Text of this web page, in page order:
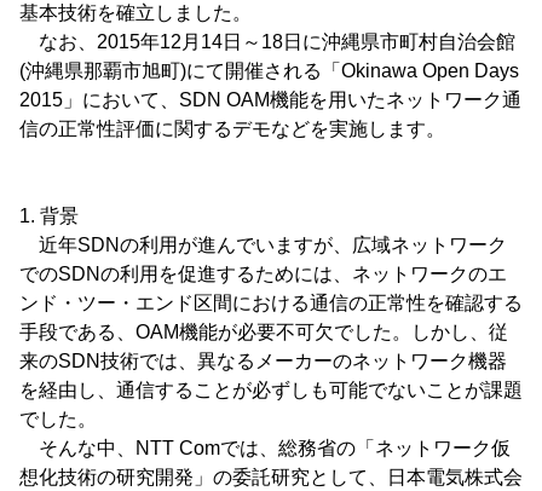
基本技術を確立しました。
なお、2015年12月14日～18日に沖縄県市町村自治会館
(沖縄県那覇市旭町)にて開催される「Okinawa Open Days
2015」において、SDN OAM機能を用いたネットワーク通
信の正常性評価に関するデモなどを実施します。
1. 背景
近年SDNの利用が進んでいますが、広域ネットワーク
でのSDNの利用を促進するためには、ネットワークのエ
ンド・ツー・エンド区間における通信の正常性を確認する
手段である、OAM機能が必要不可欠でした。しかし、従
来のSDN技術では、異なるメーカーのネットワーク機器
を経由し、通信することが必ずしも可能でないことが課題
でした。
そんな中、NTT Comでは、総務省の「ネットワーク仮
想化技術の研究開発」の委託研究として、日本電気株式会